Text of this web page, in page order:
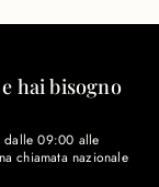
hai bisogno
dalle 09:00 alle
chiamata nazionale